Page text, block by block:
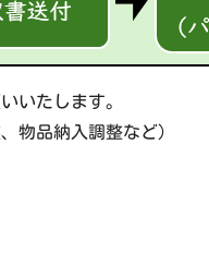
いたします。
物品納入調整など）